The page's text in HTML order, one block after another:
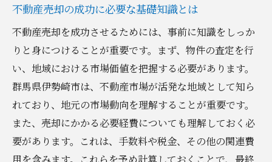
不動産売却の成功に必要な基礎知識とは
不動産売却を成功させるためには、事前に知識をしっか
りと身につけることが重要です。まず、物件の査定を行
い、地域における市場価値を把握する必要があります。
群馬県伊勢崎市は、不動産市場が活発な地域として知ら
れており、地元の市場動向を理解することが重要です。
また、売却にかかる必要経費についても理解しておく必
要があります。これは、手数料や税金、その他の関連費
用を含みます。これらを予め計算しておくことで、最終